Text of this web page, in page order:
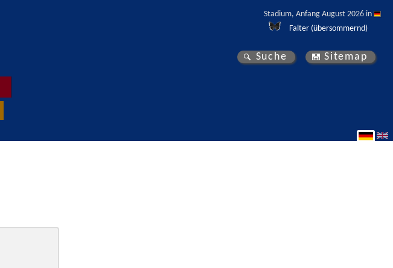
Stadium, Anfang August 2026 in
Falter (übersommernd)
Suche Sitemap